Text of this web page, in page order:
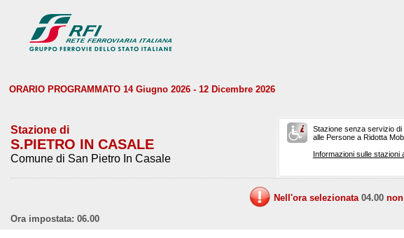
ORARIO PROGRAMMATO 14 Giugno 2026 - 12 Dicembre 2026
Stazione di
S.PIETRO IN CASALE
Comune di San Pietro In Casale
Stazione senza servizio
alle Persone a Ridotta
Informazioni sulle stazioni
Nell'ora selezionata 04.00
Ora impostata: 06.00